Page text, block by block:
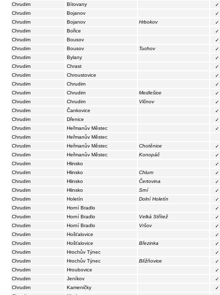
Chrudim
Bítovany
✓
Chrudim
Bojanov
✓
Chrudim
Bojanov Hrbokov
✓
Chrudim
Bořice
✓
Chrudim
Bousov
✓
Chrudim
Bousov Tuchov
✓
Chrudim
Bylany
✓
Chrudim
Chrast
✓
Chrudim
Chroustovice
✓
Chrudim
Chrudim
✓
Chrudim
Chrudim Medlešice
✓
Chrudim
Chrudim Vlčnov
✓
Chrudim
Čankovice
✓
Chrudim
Dřenice
✓
Chrudim
Heřmanův Městec
✓
Chrudim
Heřmanův Městec
Chrudim
Heřmanův Městec Chotěnice
✓
Chrudim
Heřmanův Městec Konopáč
✓
Chrudim
Hlinsko
✓
Chrudim
Hlinsko Chlum
✓
Chrudim
Hlinsko Čertovina
✓
Chrudim
Hlinsko Srní
✓
Chrudim
Holetín Dolní Holetín
✓
Chrudim
Horní Bradlo
✓
Chrudim
Horní Bradlo Velká Střítež
✓
Chrudim
Horní Bradlo Vršov
✓
Chrudim
Hošťalovice
✓
Chrudim
Hošťalovice Březinka
✓
Chrudim
Hrochův Týnec
✓
Chrudim
Hrochův Týnec Blížňovice
✓
Chrudim
Hroubovice
✓
Chrudim
Jeníkov
✓
Chrudim
Kameničky
✓